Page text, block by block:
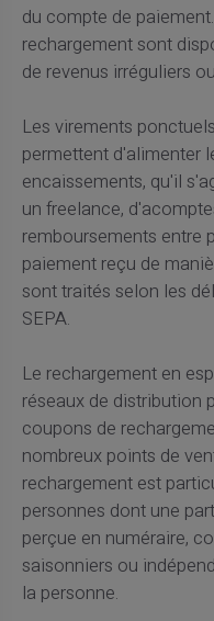
du compte de
rechargement sont
de revenus irréguliers
Les virements
permettent d'alimenter
encaissements, qu'il
un freelance,
remboursements entre
paiement reçu de
sont traités selon les
SEPA.
Le rechargement en
réseaux de distribution
coupons de
nombreux points de
rechargement est
personnes dont une
perçue en numéraire,
saisonniers ou
la personne.